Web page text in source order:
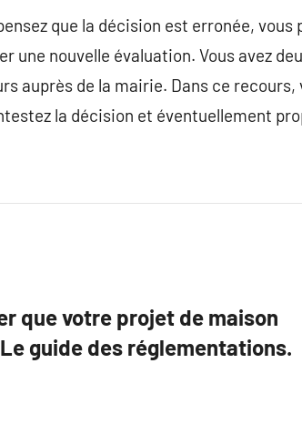
que la décision est erronée,
une nouvelle évaluation. Vous avez
auprès de la mairie. Dans ce
la décision et éventuellement
que votre projet de maison
guide des réglementations.